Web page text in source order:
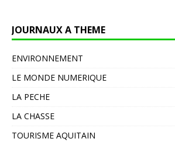
JOURNAUX A THEME
ENVIRONNEMENT
LE MONDE NUMERIQUE
LA PECHE
LA CHASSE
TOURISME AQUITAIN